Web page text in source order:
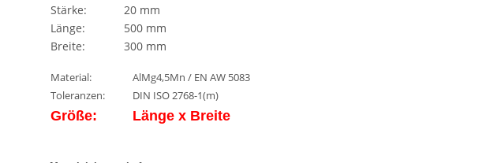
Stärke:
20 mm
Länge:
500 mm
Breite:
300 mm
Material:
AlMg4,5Mn / EN AW 5083
Toleranzen:
DIN ISO 2768-1(m)
Größe: Länge x Breite